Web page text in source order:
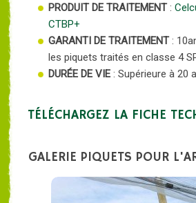
PRODUIT DE TRAITEMENT:
CTBP+
GARANTI DE TRAITEMENT:
les piquets traités en classe 4
DURÉE DE VIE : Supérieure à 20
TÉLÉCHARGEZ LA FICHE
GALERIE PIQUETS POUR